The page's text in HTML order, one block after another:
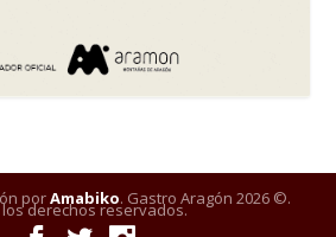
porAmabiko. Gastro Aragón 2026 ©.
derechos reservados.